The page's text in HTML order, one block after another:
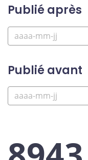
Publié après
Publié avant